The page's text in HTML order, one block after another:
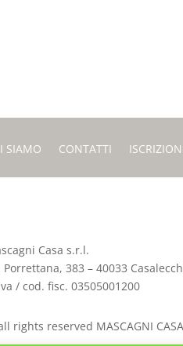
SIAMO CONTATTI
Casa s.r.l.
Porrettana, 383 – 40033
/ cod. fisc. 03505001200
rights reserved MASCAGNI